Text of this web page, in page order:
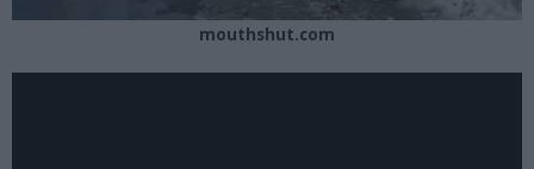
mouthshut.com